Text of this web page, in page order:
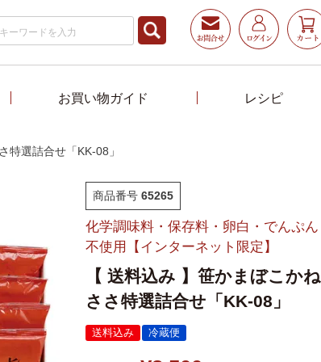
お買い物ガイド レシピ
特選詰合せ「KK-08」
商品番号 65265
化学調味料・保存料・卵白・でんぷん
不使用【インターネット限定】
【 送料込み 】笹かまぼこかね
ささ特選詰合せ「KK-08」
送料込み 冷蔵便